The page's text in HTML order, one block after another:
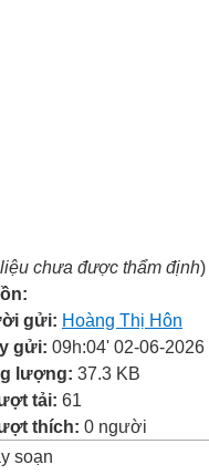
chưa được thẩm định)
gửi: Hoàng Thị Hôn
gửi: 09h:04' 02-06-2026
lượng: 37.3 KB
tải: 61
thích: 0 người
soạn